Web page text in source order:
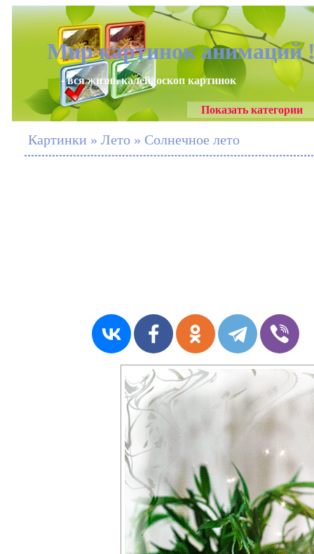
Мир картинок анимаций
- вся жизнь калейдоскоп картинок
Показать категории
Картинки » Лето » Солнечное лето